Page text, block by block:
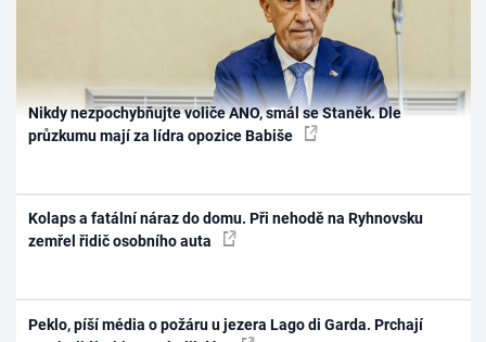
Nikdy nezpochybňujte voliče ANO, smál se Staněk. Dle
průzkumu mají za lídra opozice Babiše
Kolaps a fatální náraz do domu. Při nehodě na Ryhnovsku
zemřel řidič osobního auta
Peklo, píší média o požáru u jezera Lago di Garda. Prchají